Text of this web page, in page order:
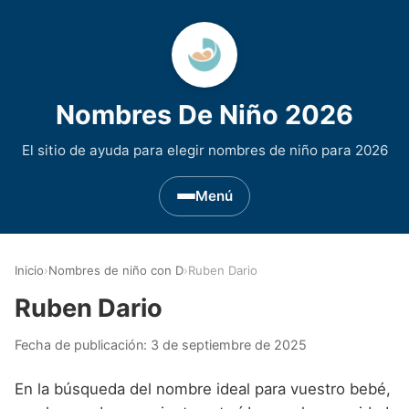
Nombres De Niño 2026
El sitio de ayuda para elegir nombres de niño para 2026
Menú
Nombres de niño que empiezan por D
Nombres de Niño Asturianos
Nombres de Niño Celtas
Inicio›Nombres de niño con D›Ruben Dario
Ruben Dario
Fecha de publicación: 3 de septiembre de 2025
En la búsqueda del nombre ideal para vuestro bebé,